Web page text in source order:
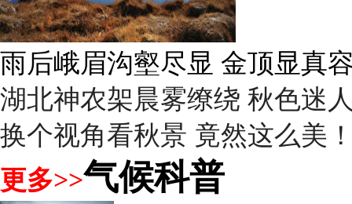
雨后峨眉沟壑尽显 金顶显真
湖北神农架晨雾缭绕 秋色迷
换个视角看秋景 竟然这么美
更多>>气候科普